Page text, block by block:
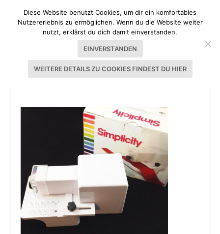
SIMPLICITY ROTARY CUTTER
Diese Website benutzt Cookies, um dir ein komfortables
Nutzererlebnis zu ermöglichen. Wenn du die Website weiter
nutzt, erklärst du dich damit einverstanden.
EINVERSTANDEN
WEITERE DETAILS ZU COOKIES FINDEST DU HIER